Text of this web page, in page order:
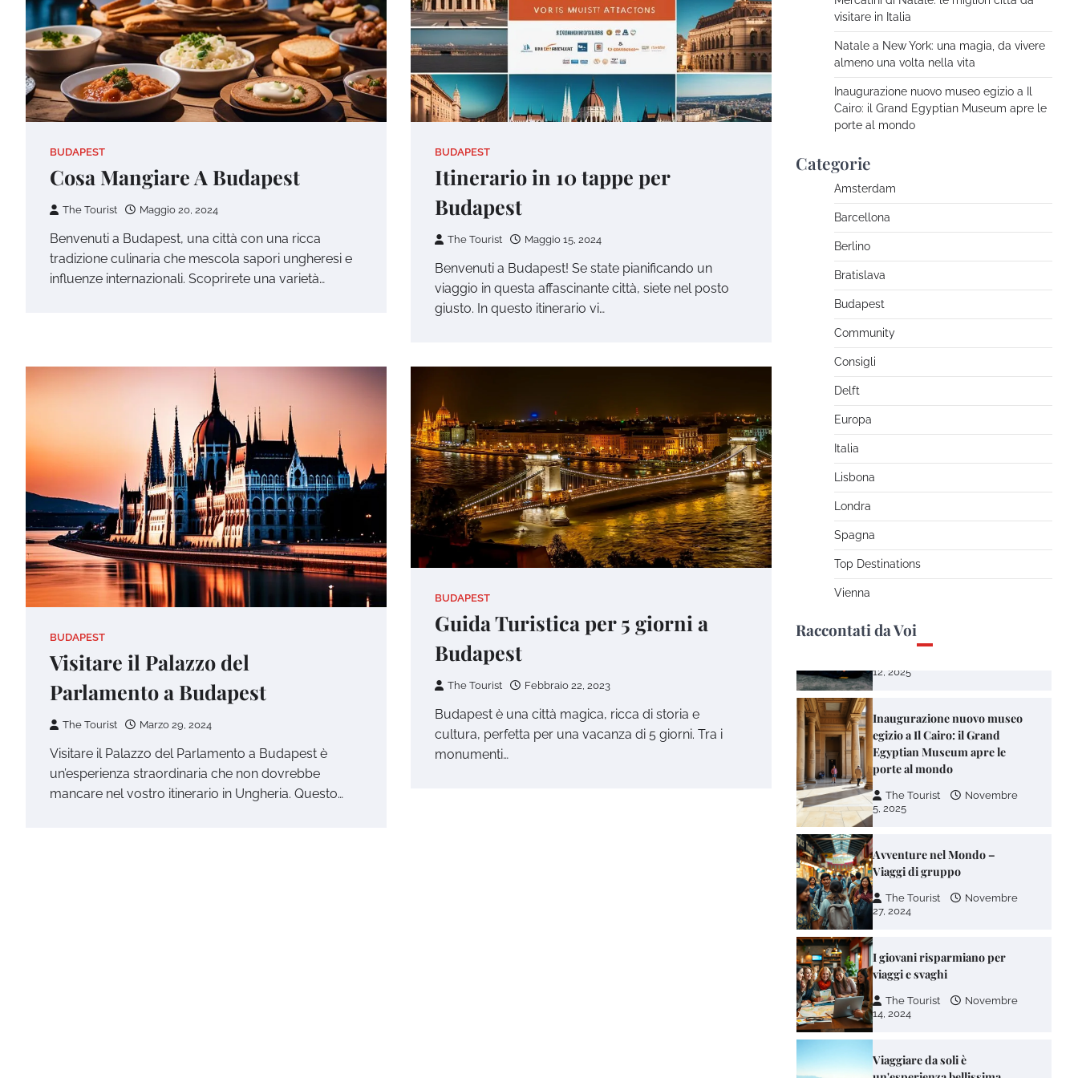
BUDAPEST
Cosa Mangiare A Budapest
The Tourist Maggio 20, 2024
Benvenuti a Budapest, una città con una ricca
tradizione culinaria che mescola sapori ungheresi e
influenze internazionali. Scoprirete una varietà…
BUDAPEST
Itinerario in 10 tappe per
Budapest
The Tourist Maggio 15, 2024
Benvenuti a Budapest! Se state pianificando un
viaggio in questa affascinante città, siete nel posto
giusto. In questo itinerario vi…
BUDAPEST
Visitare il Palazzo del
Parlamento a Budapest
The Tourist Marzo 29, 2024
Visitare il Palazzo del Parlamento a Budapest è
un’esperienza straordinaria che non dovrebbe
mancare nel vostro itinerario in Ungheria. Questo…
BUDAPEST
Guida Turistica per 5 giorni a
Budapest
The Tourist Febbraio 22, 2023
Budapest è una città magica, ricca di storia e
cultura, perfetta per una vacanza di 5 giorni. Tra i
monumenti…
visitare in Italia
Natale a New York: una magia, da vivere
almeno una volta nella vita
Inaugurazione nuovo museo egizio a Il
Cairo: il Grand Egyptian Museum apre le
porte al mondo
Categorie
Amsterdam
Barcellona
Berlino
Bratislava
Budapest
Community
Consigli
Delft
Europa
Italia
Lisbona
Londra
Spagna
Top Destinations
Vienna
Raccontati da Voi
Inaugurazione nuovo museo
egizio a Il Cairo: il Grand
Egyptian Museum apre le
porte al mondo
Avventure nel Mondo –
Viaggi di gruppo
I giovani risparmiano per
viaggi e svaghi
un'esperienza bellissima
The Tourist
Ottobre 31,
2024
La strada dei Vini in Alsazia
The Tourist
Ottobre 12,
2023
scoperte che non ti aspetti
12, 2025
Inaugurazione nuovo museo
egizio a Il Cairo: il Grand
Egyptian Museum apre le
porte al mondo
The Tourist
Novembre
5, 2025
Avventure nel Mondo –
Viaggi di gruppo
The Tourist
Novembre
27, 2024
I giovani risparmiano per
viaggi e svaghi
The Tourist
Novembre
14, 2024
Viaggiare da soli è